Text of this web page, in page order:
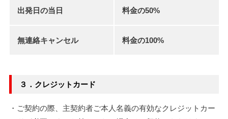
出発日の当日 料金の50%
無連絡キャンセル 料金の100%
３．クレジットカード
・ご契約の際、主契約者ご本人名義の有効なクレジットカー